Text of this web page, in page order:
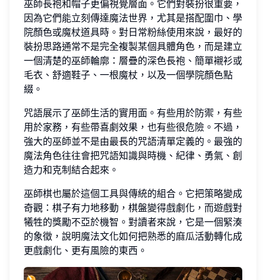
巫師長袍和帽子更偏視覺層面。它們對裝扮很重要，
因為它們能立刻傳達魔法世界，尤其是搭配圍巾、學
院顏色或魔杖道具時。對日常粉絲使用來說，最好的
裝扮思路通常不是完全複製某個具體角色，而是建立
一個清楚的巫師輪廓：層疊的深色長袍、簡單襯衫或
毛衣、舒適鞋子、一根魔杖，以及一個學院顏色點
綴。
咒語展示了巫師生活的實用面。有些用於防禦，有些
用於家務，有些帶喜劇效果，也有些很危險。不過，
強大的巫師並不是由最長的咒語清單定義的。最強的
魔法角色往往會把咒語知識與時機、紀律、勇氣、創
造力和克制結合起來。
巫師棋也屬於這個工具與傳統的組合。它把策略變成
奇觀：棋子有力地移動，棋盤變得戲劇化，而遊戲對
犧牲的獎勵不亞於機智。對讀者來說，它是一個緊湊
的象徵，說明魔法文化如何把熟悉的麻瓜活動轉化成
更戲劇化、更有風險的東西。